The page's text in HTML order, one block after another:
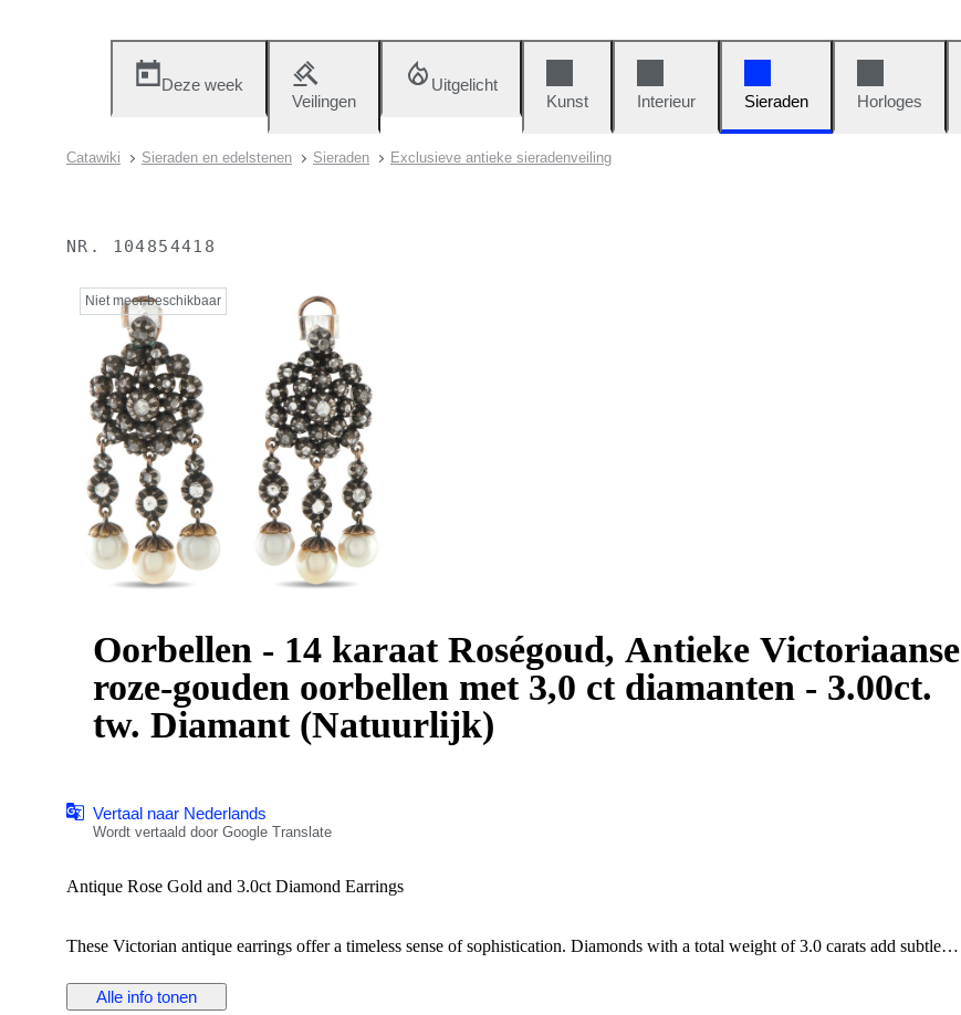
Deze week
Veilingen
Uitgelicht
Kunst
Interieur Sieraden Horloges
Catawiki Sieraden en edelstenen Sieraden Exclusieve antieke sieradenveiling
NR. 104854418
Niet meer beschikbaar
Oorbellen - 14 karaat Roségoud, Antieke Victoriaanse
roze-gouden oorbellen met 3,0 ct diamanten - 3.00ct.
tw. Diamant (Natuurlijk)
Vertaal naar Nederlands
Wordt vertaald door Google Translate
Antique Rose Gold and 3.0ct Diamond Earrings
These Victorian antique earrings offer a timeless sense of sophistication. Diamonds with a total weight of 3.0 carats add subtle
movement. Each earring measures 2.0” long by 1.0” wide.
Alle info tonen